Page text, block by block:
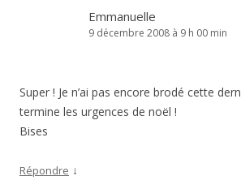
Emmanuelle
9 décembre 2008 à 9 h 00 min
Super ! Je n’ai pas encore brodé cette
termine les urgences de noël !
Bises
Répondre ↓